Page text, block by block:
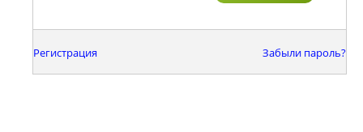
Регистрация Забыли пароль?